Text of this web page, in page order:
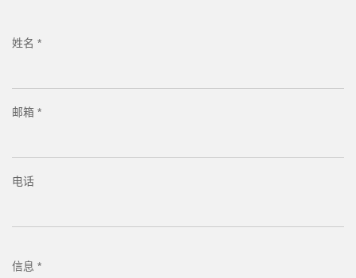
姓名 *
邮箱 *
电话
信息 *